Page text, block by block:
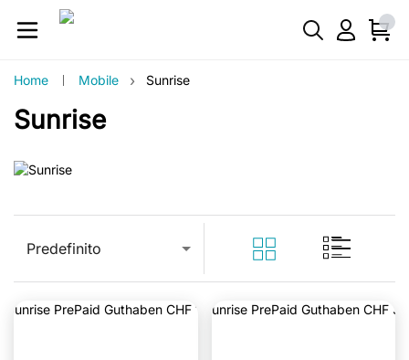
Home Mobile › Sunrise
Sunrise
Predefinito